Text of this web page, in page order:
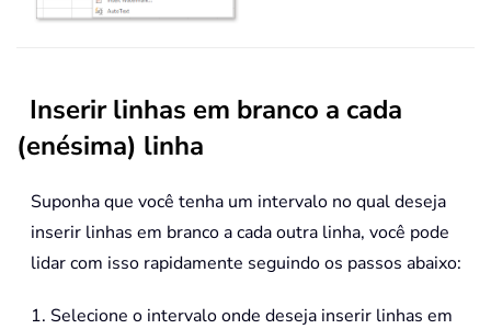
Inserir linhas em branco a cada
(enésima) linha
Suponha que você tenha um intervalo no qual deseja
inserir linhas em branco a cada outra linha, você pode
lidar com isso rapidamente seguindo os passos abaixo:
1. Selecione o intervalo onde deseja inserir linhas em